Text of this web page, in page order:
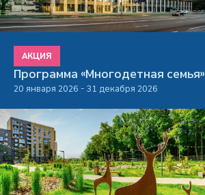
АКЦИЯ
Программа «Многодетная семья»
20 января 2026 - 31 декабря 2026